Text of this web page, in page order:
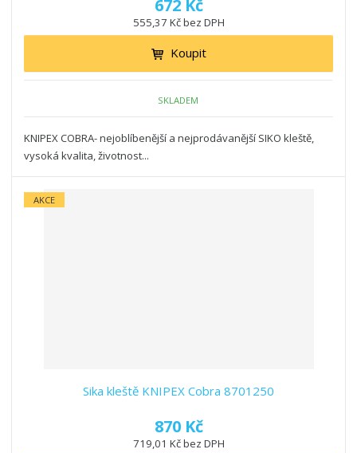
672 Kč
555,37 Kč bez DPH
Koupit
SKLADEM
KNIPEX COBRA- nejoblíbenější a nejprodávanější SIKO kleště,
vysoká kvalita, životnost...
AKCE
Sika kleště KNIPEX Cobra 8701250
870 Kč
719,01 Kč bez DPH